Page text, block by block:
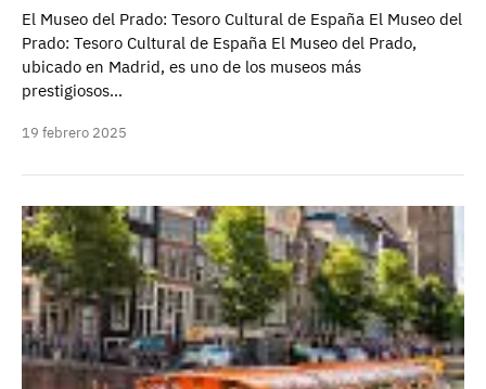
El Museo del Prado: Tesoro Cultural de España El Museo del
Prado: Tesoro Cultural de España El Museo del Prado,
ubicado en Madrid, es uno de los museos más
prestigiosos…
19 febrero 2025